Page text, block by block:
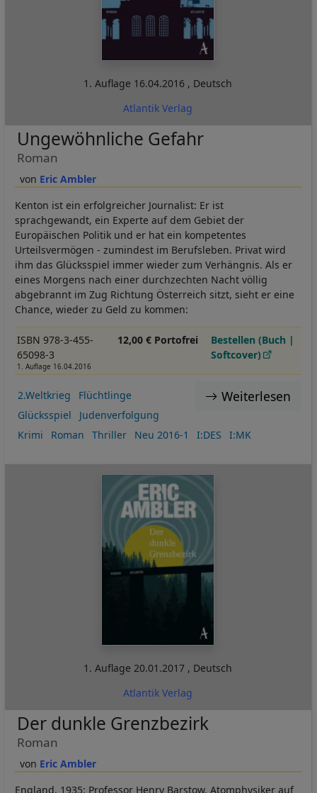
1. Auflage 16.04.2016 , Deutsch
Atlantik Verlag
Eric Ambler
Ungewöhnliche Gefahr
Roman
Kenton ist ein erfolgreicher Journalist: Er ist
sprachgewandt, ein Experte auf dem Gebiet der
Europäischen Politik und er hat ein kompetentes
Urteilsvermögen - zumindest im Berufsleben. Privat wird
ihm das Glücksspiel immer wieder zum Verhängnis. Als er
eines Morgens nach einer durchzechten Nacht völlig
abgebrannt im Zug Richtung Österreich sitzt, sieht er eine
Chance, wieder zu Geld zu kommen:
ISBN 978-3-455-
65098-3
1. Auflage 16.04.2016
12,00 € Portofrei
Bestellen (Buch |
Softcover)
Weiterlesen
2.Weltkrieg
Flüchtlinge
Glücksspiel
Judenverfolgung
Krimi
Roman Thriller Neu 2016-1 I:DES I:MK
1. Auflage20.01.2017 , Deutsch
Atlantik Verlag
Eric Ambler
Der dunkle Grenzbezirk
Roman
England, 1935: Professor Henry Barstow, Atomphysiker auf